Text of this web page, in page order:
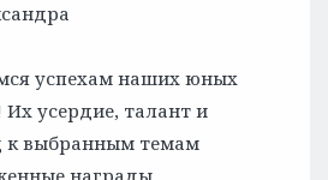
успехам наших юных
Их усердие, талант и
к выбранным темам